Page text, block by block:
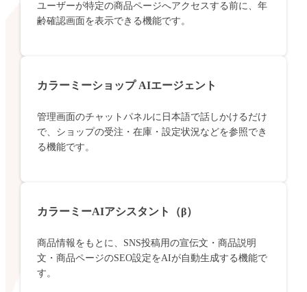
ユーザーが特定の商品ページへアクセスする前に、年
齢確認画面を表示できる機能です。
カラーミーショップ AIエージェント
管理画面のチャットパネルに日本語で話しかけるだけ
で、ショップの受注・在庫・設定状況などを参照でき
る機能です。
カラーミーAIアシスタント（β）
商品情報をもとに、SNS投稿用の宣伝文・商品説明
文・商品ページのSEO設定をAIが自動生成する機能で
す。